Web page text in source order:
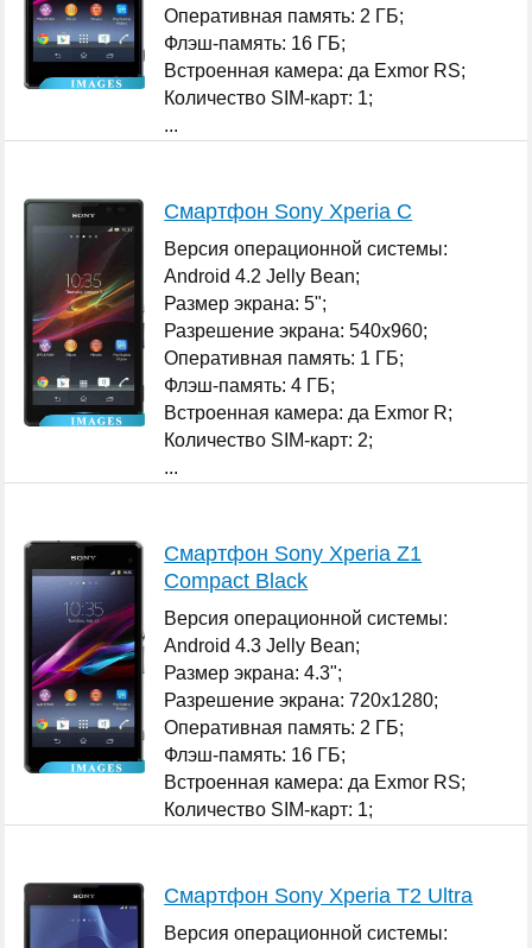
Оперативная память: 2 ГБ;
Флэш-память: 16 ГБ;
Встроенная камера: да Exmor RS;
Количество SIM-карт: 1;
...
Смартфон Sony Xperia C
Версия операционной системы:
Android 4.2 Jelly Bean;
Размер экрана: 5";
Разрешение экрана: 540x960;
Оперативная память: 1 ГБ;
Флэш-память: 4 ГБ;
Встроенная камера: да Exmor R;
Количество SIM-карт: 2;
...
Смартфон Sony Xperia Z1
Compact Black
Версия операционной системы:
Android 4.3 Jelly Bean;
Размер экрана: 4.3";
Разрешение экрана: 720x1280;
Оперативная память: 2 ГБ;
Флэш-память: 16 ГБ;
Встроенная камера: да Exmor RS;
Количество SIM-карт: 1;
Смартфон Sony Xperia T2 Ultra
Версия операционной системы: